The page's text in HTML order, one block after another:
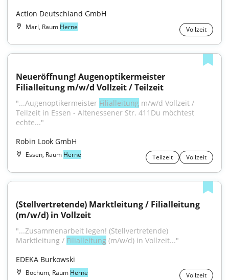
Action Deutschland GmbH
Marl, Raum Herne Vollzeit
Neueröffnung! Augenoptikermeister
Filialleitung m/w/d Vollzeit / Teilzeit
"...Augenoptikermeister Filialleitung m/w/d Vollzeit /
Teilzeit in Essen - Altenessener Str. 411Du möchtest
echte..."
Robin Look GmbH
Essen, Raum Herne Teilzeit Vollzeit
(Stellvertretende) Marktleitung / Filialleitung
(m/w/d) in Vollzeit
"...Zusammenarbeit legen! (Stellvertretende)
Marktleitung / Filialleitung (m/w/d) in Vollzeit..."
EDEKA Burkowski
Bochum, Raum Herne Vollzeit